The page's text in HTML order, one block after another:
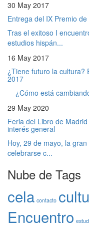
30 May 2017
Entrega del IX Premio
Tras el exitoso I
estudios hispán...
16 May 2017
¿Tiene futuro la cultura?
2017
¿Cómo está
29 May 2020
Feria del Libro de
interés general
Hoy, 29 de mayo, la
celebrarse c...
Nube de Tags
cela contacto
Encuentro